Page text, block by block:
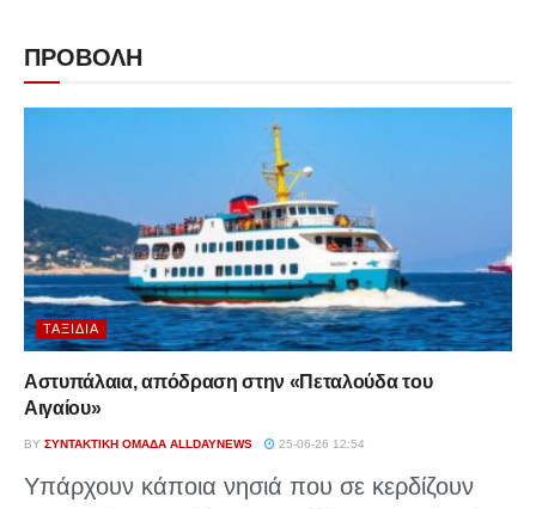
ΠΡΟΒΟΛΗ
ΤΑΞΊΔΙΑ
Αστυπάλαια, απόδραση στην «Πεταλούδα του
Αιγαίου»
BY ΣΥΝΤΑΚΤΙΚΉ ΟΜΆΔΑ ALLDAYNEWS 25-06-26 12:54
Υπάρχουν κάποια νησιά που σε κερδίζουν